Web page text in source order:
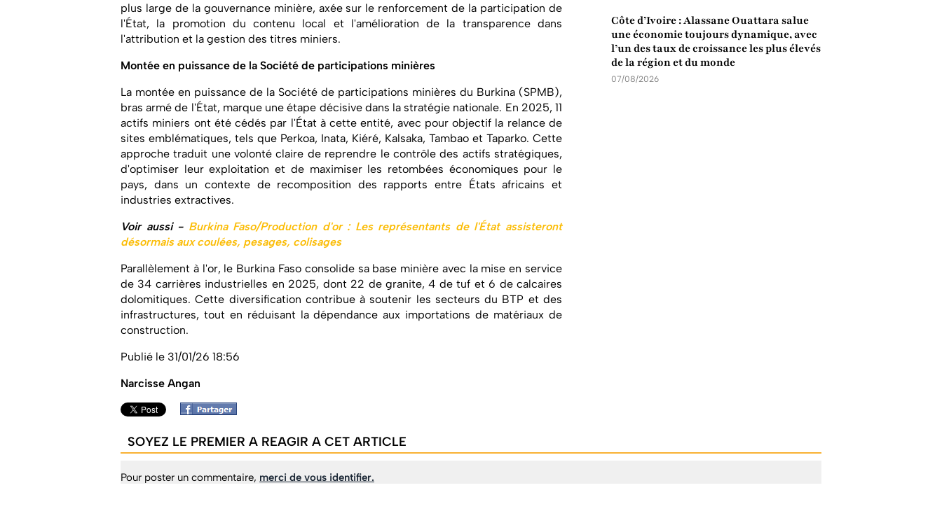
plus large de la gouvernance minière, axée sur le renforcement de la participation de
l'État, la promotion du contenu local et l'amélioration de la transparence dans
l'attribution et la gestion des titres miniers.
Montée en puissance de la Société de participations minières
La montée en puissance de la Société de participations minières du Burkina (SPMB),
bras armé de l'État, marque une étape décisive dans la stratégie nationale. En 2025, 11
actifs miniers ont été cédés par l'État à cette entité, avec pour objectif la relance de
sites emblématiques, tels que Perkoa, Inata, Kiéré, Kalsaka, Tambao et Taparko. Cette
approche traduit une volonté claire de reprendre le contrôle des actifs stratégiques,
d'optimiser leur exploitation et de maximiser les retombées économiques pour le
pays, dans un contexte de recomposition des rapports entre États africains et
industries extractives.
Voir aussi - Burkina Faso/Production d'or : Les représentants de l'État assisteront
désormais aux coulées, pesages, colisages
Parallèlement à l'or, le Burkina Faso consolide sa base minière avec la mise en service
de 34 carrières industrielles en 2025, dont 22 de granite, 4 de tuf et 6 de calcaires
dolomitiques. Cette diversification contribue à soutenir les secteurs du BTP et des
infrastructures, tout en réduisant la dépendance aux importations de matériaux de
construction.
Publié le 31/01/26 18:56
Narcisse Angan
Côte d’Ivoire : Alassane Ouattara salue
une économie toujours dynamique, avec
l’un des taux de croissance les plus élevés
de la région et du monde
07/08/2026
SOYEZ LE PREMIER A REAGIR A CET ARTICLE
Pour poster un commentaire, merci de vous identifier.